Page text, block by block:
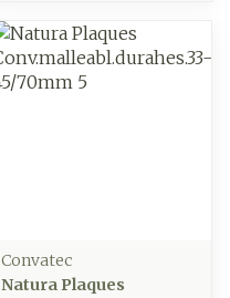
Convatec
Natura Plaques